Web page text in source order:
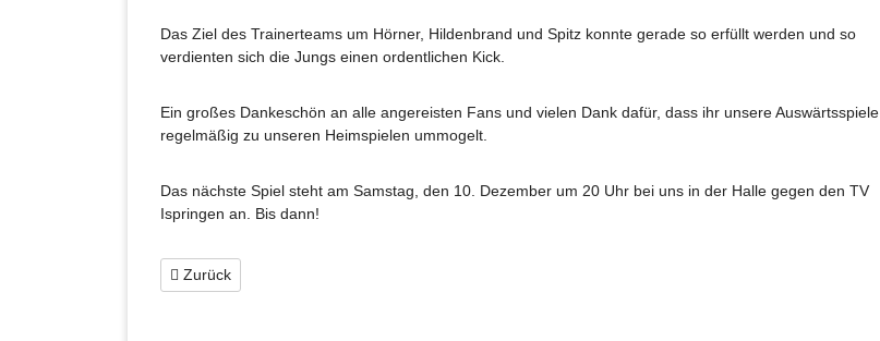
Das Ziel des Trainerteams um Hörner, Hildenbrand und Spitz konnte gerade so erfüllt werden und so
verdienten sich die Jungs einen ordentlichen Kick.
Ein großes Dankeschön an alle angereisten Fans und vielen Dank dafür, dass ihr unsere Auswärtsspiele
regelmäßig zu unseren Heimspielen ummogelt.
Das nächste Spiel steht am Samstag, den 10. Dezember um 20 Uhr bei uns in der Halle gegen den TV
Ispringen an. Bis dann!
Zurück